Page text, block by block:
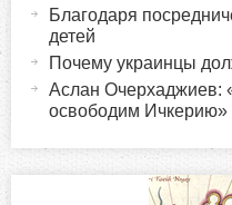
зя
в
Благодаря
детей
Почему украинцы
Аслан Очерхаджиев:
освободим Ичкерию»